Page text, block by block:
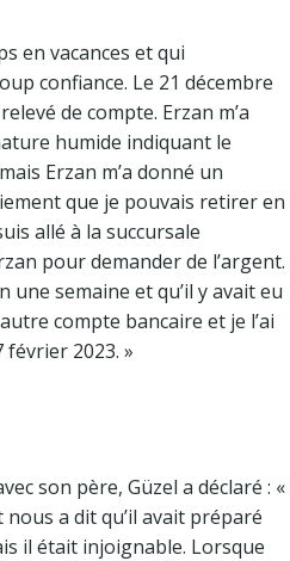
en vacances et qui
confiance. Le 21 décembre
de compte. Erzan m’a
humide indiquant le
Erzan m’a donné un
que je pouvais retirer en
allé à la succursale
pour demander de l’argent.
semaine et qu’il y avait eu
compte bancaire et je l’ai
2023. »
son père, Güzel a déclaré : «
a dit qu’il avait préparé
il était injoignable. Lorsque